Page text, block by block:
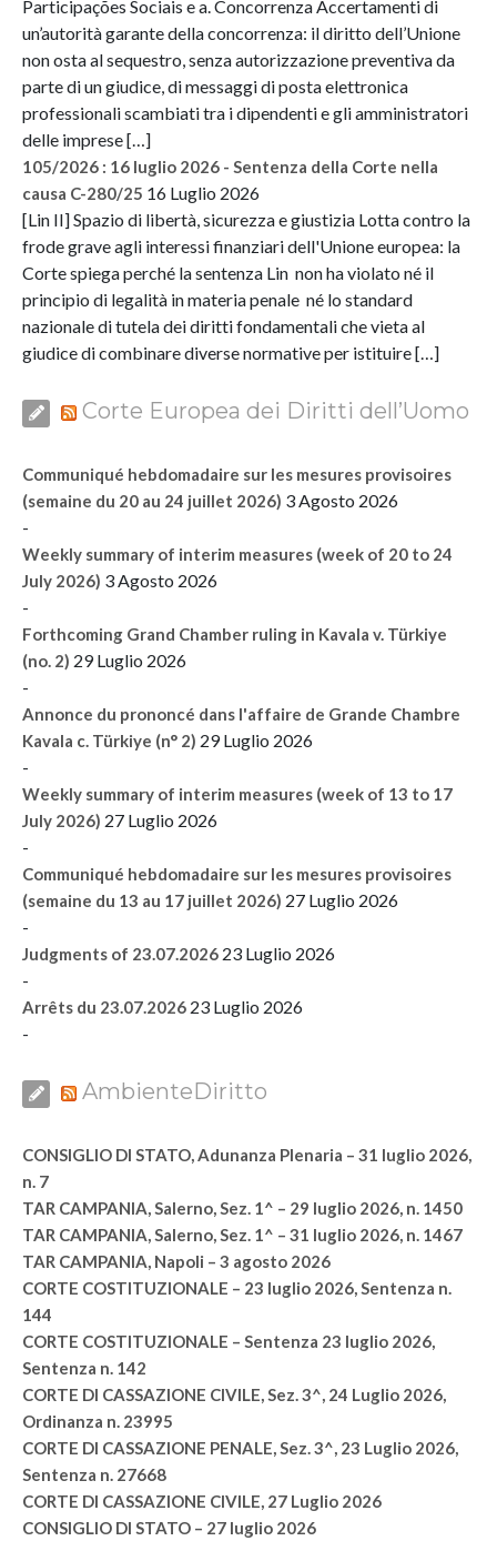
Participações Sociais e a. Concorrenza Accertamenti di
un’autorità garante della concorrenza: il diritto dell’Unione
non osta al sequestro, senza autorizzazione preventiva da
parte di un giudice, di messaggi di posta elettronica
professionali scambiati tra i dipendenti e gli amministratori
delle imprese […]
105/2026 : 16 luglio 2026 - Sentenza della Corte nella
causa C-280/25 16 Luglio 2026
[Lin II] Spazio di libertà, sicurezza e giustizia Lotta contro la
frode grave agli interessi finanziari dell'Unione europea: la
Corte spiega perché la sentenza Lin non ha violato né il
principio di legalità in materia penale né lo standard
nazionale di tutela dei diritti fondamentali che vieta al
giudice di combinare diverse normative per istituire […]
Corte Europea dei Diritti dell’Uomo
Communiqué hebdomadaire sur les mesures provisoires
(semaine du 20 au 24 juillet 2026) 3 Agosto 2026
-
Weekly summary of interim measures (week of 20 to 24
July 2026) 3 Agosto 2026
-
Forthcoming Grand Chamber ruling in Kavala v. Türkiye
(no. 2) 29 Luglio 2026
-
Annonce du prononcé dans l'affaire de Grande Chambre
Kavala c. Türkiye (n° 2) 29 Luglio 2026
-
Weekly summary of interim measures (week of 13 to 17
July 2026) 27 Luglio 2026
-
Communiqué hebdomadaire sur les mesures provisoires
(semaine du 13 au 17 juillet 2026) 27 Luglio 2026
-
Judgments of 23.07.2026 23 Luglio 2026
-
Arrêts du 23.07.2026 23 Luglio 2026
-
AmbienteDiritto
CONSIGLIO DI STATO, Adunanza Plenaria – 31 luglio 2026,
n. 7
TAR CAMPANIA, Salerno, Sez. 1^ – 29 luglio 2026, n. 1450
TAR CAMPANIA, Salerno, Sez. 1^ – 31 luglio 2026, n. 1467
TAR CAMPANIA, Napoli – 3 agosto 2026
CORTE COSTITUZIONALE – 23 luglio 2026, Sentenza n.
144
CORTE COSTITUZIONALE – Sentenza 23 luglio 2026,
Sentenza n. 142
CORTE DI CASSAZIONE CIVILE, Sez. 3^, 24 Luglio 2026,
Ordinanza n. 23995
CORTE DI CASSAZIONE PENALE, Sez. 3^, 23 Luglio 2026,
Sentenza n. 27668
CORTE DI CASSAZIONE CIVILE, 27 Luglio 2026
CONSIGLIO DI STATO – 27 luglio 2026